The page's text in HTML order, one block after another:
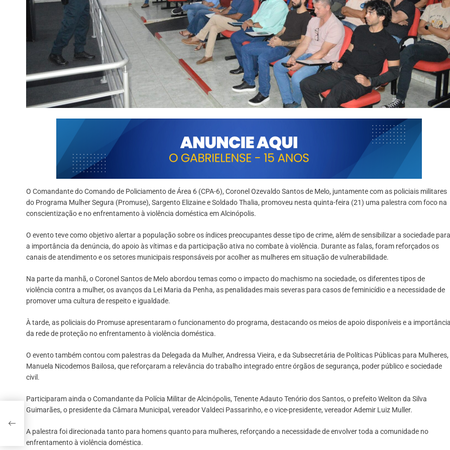
O Comandante do Comando de Policiamento de Área 6 (CPA-6), Coronel Ozevaldo Santos de Melo, juntamente com as policiais militares
do Programa Mulher Segura (Promuse), Sargento Elizaine e Soldado Thalia, promoveu nesta quinta-feira (21) uma palestra com foco na
conscientização e no enfrentamento à violência doméstica em Alcinópolis.
O evento teve como objetivo alertar a população sobre os índices preocupantes desse tipo de crime, além de sensibilizar a sociedade para
a importância da denúncia, do apoio às vítimas e da participação ativa no combate à violência. Durante as falas, foram reforçados os
canais de atendimento e os setores municipais responsáveis por acolher as mulheres em situação de vulnerabilidade.
Na parte da manhã, o Coronel Santos de Melo abordou temas como o impacto do machismo na sociedade, os diferentes tipos de
violência contra a mulher, os avanços da Lei Maria da Penha, as penalidades mais severas para casos de feminicídio e a necessidade de
promover uma cultura de respeito e igualdade.
À tarde, as policiais do Promuse apresentaram o funcionamento do programa, destacando os meios de apoio disponíveis e a importância
da rede de proteção no enfrentamento à violência doméstica.
O evento também contou com palestras da Delegada da Mulher, Andressa Vieira, e da Subsecretária de Políticas Públicas para Mulheres,
Manuela Nicodemos Bailosa, que reforçaram a relevância do trabalho integrado entre órgãos de segurança, poder público e sociedade
civil.
Participaram ainda o Comandante da Polícia Militar de Alcinópolis, Tenente Adauto Tenório dos Santos, o prefeito Weliton da Silva
Guimarães, o presidente da Câmara Municipal, vereador Valdeci Passarinho, e o vice-presidente, vereador Ademir Luiz Muller.
A palestra foi direcionada tanto para homens quanto para mulheres, reforçando a necessidade de envolver toda a comunidade no
enfrentamento à violência doméstica.